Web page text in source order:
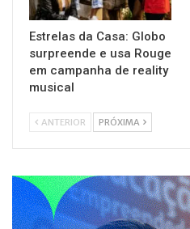
Estrelas da Casa: Globo
surpreende e usa Rouge
em campanha de reality
musical
ANTERIOR PRÓXIMA